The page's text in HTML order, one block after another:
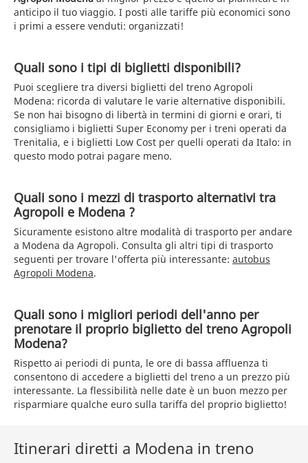
anticipo il tuo viaggio. I posti alle tariffe più economici sono
i primi a essere venduti: organizzati!
Quali sono i tipi di biglietti disponibili?
Puoi scegliere tra diversi biglietti del treno Agropoli
Modena: ricorda di valutare le varie alternative disponibili.
Se non hai bisogno di libertà in termini di giorni e orari, ti
consigliamo i biglietti Super Economy per i treni operati da
Trenitalia, e i biglietti Low Cost per quelli operati da Italo: in
questo modo potrai pagare meno.
Quali sono i mezzi di trasporto alternativi tra
Agropoli e Modena ?
Sicuramente esistono altre modalità di trasporto per andare
a Modena da Agropoli. Consulta gli altri tipi di trasporto
seguenti per trovare l'offerta più interessante: autobus
Agropoli Modena.
Quali sono i migliori periodi dell'anno per
prenotare il proprio biglietto del treno Agropoli
Modena?
Rispetto ai periodi di punta, le ore di bassa affluenza ti
consentono di accedere a biglietti del treno a un prezzo più
interessante. La flessibilità nelle date è un buon mezzo per
risparmiare qualche euro sulla tariffa del proprio biglietto!
Itinerari diretti a Modena in treno